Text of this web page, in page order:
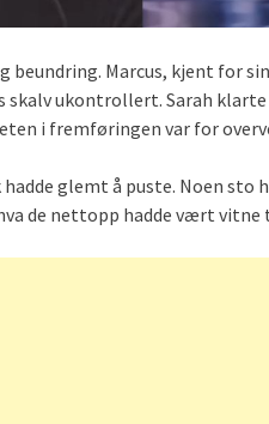
Marcus, kjent for
ukontrollert. Sarah
i fremføringen var for
glemt å puste. Noen sto
de nettopp hadde vært vitne